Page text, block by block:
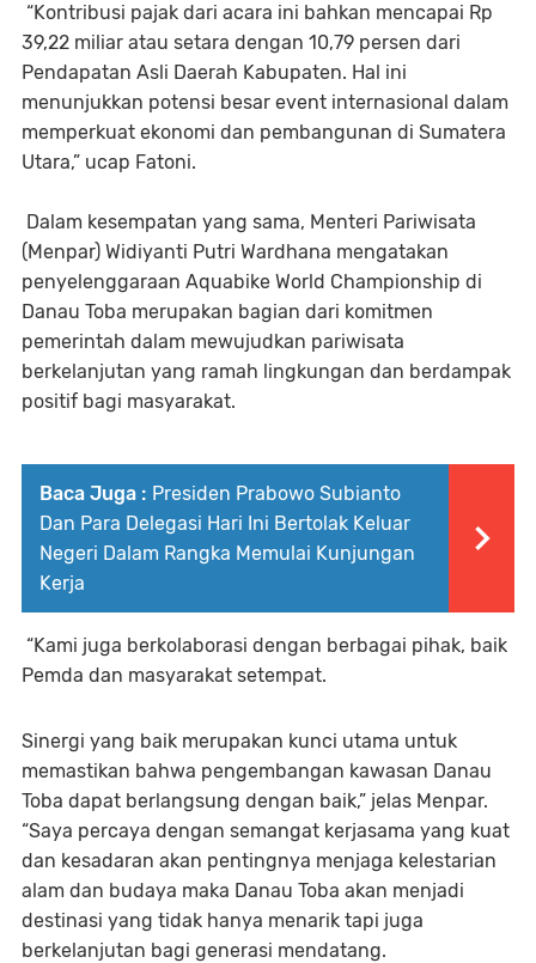
“Kontribusi pajak dari acara ini bahkan mencapai Rp
39,22 miliar atau setara dengan 10,79 persen dari
Pendapatan Asli Daerah Kabupaten. Hal ini
menunjukkan potensi besar event internasional dalam
memperkuat ekonomi dan pembangunan di Sumatera
Utara,” ucap Fatoni.
Dalam kesempatan yang sama, Menteri Pariwisata
(Menpar) Widiyanti Putri Wardhana mengatakan
penyelenggaraan Aquabike World Championship di
Danau Toba merupakan bagian dari komitmen
pemerintah dalam mewujudkan pariwisata
berkelanjutan yang ramah lingkungan dan berdampak
positif bagi masyarakat.
Baca Juga : Presiden Prabowo Subianto
Dan Para Delegasi Hari Ini Bertolak Keluar
Negeri Dalam Rangka Memulai Kunjungan
Kerja
“Kami juga berkolaborasi dengan berbagai pihak, baik
Pemda dan masyarakat setempat.
Sinergi yang baik merupakan kunci utama untuk
memastikan bahwa pengembangan kawasan Danau
Toba dapat berlangsung dengan baik,” jelas Menpar.
“Saya percaya dengan semangat kerjasama yang kuat
dan kesadaran akan pentingnya menjaga kelestarian
alam dan budaya maka Danau Toba akan menjadi
destinasi yang tidak hanya menarik tapi juga
berkelanjutan bagi generasi mendatang.